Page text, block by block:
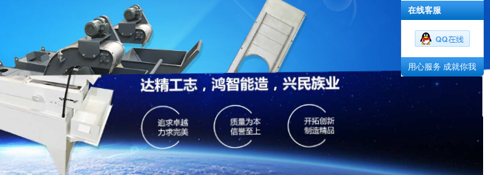
在线客服
用心服务 成就你我